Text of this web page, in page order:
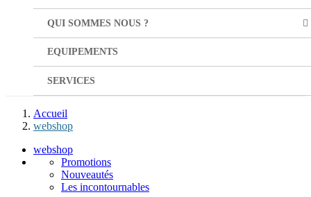
QUI SOMMES NOUS ?
EQUIPEMENTS
SERVICES
Accueil
webshop
webshop
Promotions
Nouveautés
Les incontournables